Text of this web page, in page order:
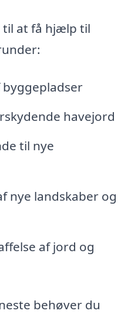
til at få hjælp til
havejord
til nye
nye landskaber og
af jord og
behøver du